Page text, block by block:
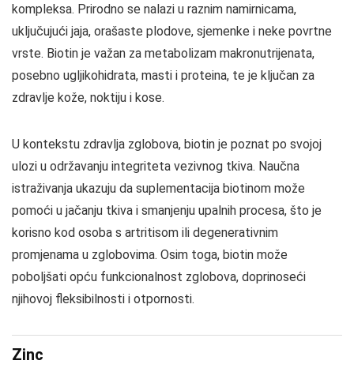
kompleksa. Prirodno se nalazi u raznim namirnicama,
uključujući jaja, orašaste plodove, sjemenke i neke povrtne
vrste. Biotin je važan za metabolizam makronutrijenata,
posebno ugljikohidrata, masti i proteina, te je ključan za
zdravlje kože, noktiju i kose.
U kontekstu zdravlja zglobova, biotin je poznat po svojoj
ulozi u održavanju integriteta vezivnog tkiva. Naučna
istraživanja ukazuju da suplementacija biotinom može
pomoći u jačanju tkiva i smanjenju upalnih procesa, što je
korisno kod osoba s artritisom ili degenerativnim
promjenama u zglobovima. Osim toga, biotin može
poboljšati opću funkcionalnost zglobova, doprinoseći
njihovoj fleksibilnosti i otpornosti.
Zinc